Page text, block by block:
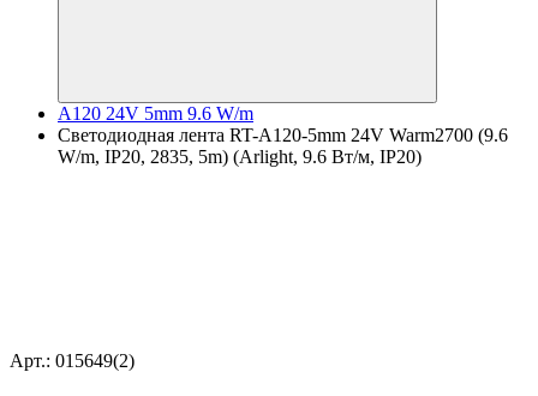
A120 24V 5mm 9.6 W/m
Светодиодная лента RT-A120-5mm 24V Warm2700 (9.6
W/m, IP20, 2835, 5m) (Arlight, 9.6 Вт/м, IP20)
Арт.: 015649(2)